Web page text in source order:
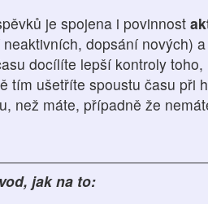
je spojena i povinnost
dopsání nových)
docílíte lepší kontroly
tím ušetříte spoustu času při
než máte, případně že
jak na to: